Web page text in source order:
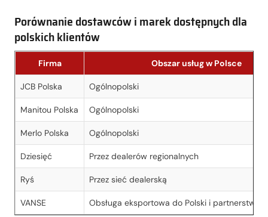
Porównanie dostawców i marek dostępnych dla
polskich klientów
Firma Obszar usług w Polsce
JCB Polska Ogólnopolski
Manitou Polska Ogólnopolski
Merlo Polska Ogólnopolski
Dziesięć Przez dealerów regionalnych
Ryś Przez sieć dealerską
VANSE Obsługa eksportowa do Polski i partnerstwa